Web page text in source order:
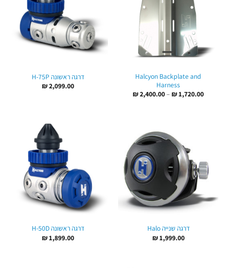
Halcyon Backplate and
Harness
₪1,720.00
–
₪2,400.00 טווח
דרגה ראשונה H-75P
₪2,099.00
דרגה שנייה Halo
₪1,999.00
דרגה ראשונה H-50D
₪1,899.00